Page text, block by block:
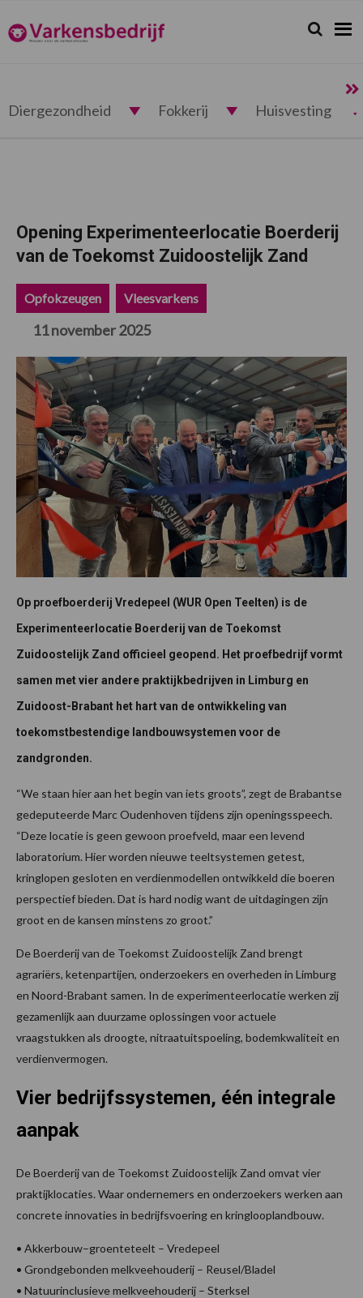
de
hoofdnavigatie
de
hoofd
de
eerste
de
voettekst
Varkensbedrijf.nl Zoeken...
Zoek
Diergezondheid Fokkerij Huisvesting
Opening Experimenteerlocatie Boerderij
van de Toekomst Zuidoostelijk Zand
Opfokzeugen Vleesvarkens
11 november 2025
Op proefboerderij Vredepeel (WUR Open Teelten) is de
Experimenteerlocatie Boerderij van de Toekomst
Zuidoostelijk Zand officieel geopend. Het proefbedrijf vormt
samen met vier andere praktijkbedrijven in Limburg en
Zuidoost-Brabant het hart van de ontwikkeling van
toekomstbestendige landbouwsystemen voor de
zandgronden.
“We staan hier aan het begin van iets groots”, zegt de Brabantse
gedeputeerde Marc Oudenhoven tijdens zijn openingsspeech.
“Deze locatie is geen gewoon proefveld, maar een levend
laboratorium. Hier worden nieuwe teeltsystemen getest,
kringlopen gesloten en verdienmodellen ontwikkeld die boeren
perspectief bieden. Dat is hard nodig want de uitdagingen zijn
groot en de kansen minstens zo groot.”
De Boerderij van de Toekomst Zuidoostelijk Zand brengt
agrariërs, ketenpartijen, onderzoekers en overheden in Limburg
en Noord-Brabant samen. In de experimenteerlocatie werken zij
gezamenlijk aan duurzame oplossingen voor actuele
vraagstukken als droogte, nitraatuitspoeling, bodemkwaliteit en
verdienvermogen.
Vier bedrijfssystemen, één integrale
aanpak
De Boerderij van de Toekomst Zuidoostelijk Zand omvat vier
praktijklocaties. Waar ondernemers en onderzoekers werken aan
concrete innovaties in bedrijfsvoering en kringlooplandbouw.
• Akkerbouw–groenteteelt – Vredepeel
• Grondgebonden melkveehouderij – Reusel/Bladel
• Natuurinclusieve melkveehouderij – Sterksel